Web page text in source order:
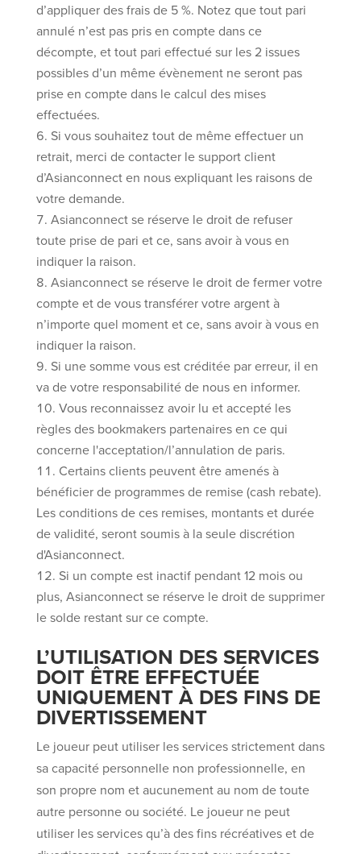
d’appliquer des frais de 5 %. Notez que tout pari
annulé n’est pas pris en compte dans ce
décompte, et tout pari effectué sur les 2 issues
possibles d’un même évènement ne seront pas
prise en compte dans le calcul des mises
effectuées.
Si vous souhaitez tout de même effectuer un
retrait, merci de contacter le support client
d’Asianconnect en nous expliquant les raisons de
votre demande.
Asianconnect se réserve le droit de refuser
toute prise de pari et ce, sans avoir à vous en
indiquer la raison.
Asianconnect se réserve le droit de fermer votre
compte et de vous transférer votre argent à
n’importe quel moment et ce, sans avoir à vous en
indiquer la raison.
Si une somme vous est créditée par erreur, il en
va de votre responsabilité de nous en informer.
Vous reconnaissez avoir lu et accepté les
règles des bookmakers partenaires en ce qui
concerne l'acceptation/l’annulation de paris.
Certains clients peuvent être amenés à
bénéficier de programmes de remise (cash rebate).
Les conditions de ces remises, montants et durée
de validité, seront soumis à la seule discrétion
d'Asianconnect.
Si un compte est inactif pendant 12 mois ou
plus, Asianconnect se réserve le droit de supprimer
le solde restant sur ce compte.
L’UTILISATION DES SERVICES
DOIT ÊTRE EFFECTUÉE
UNIQUEMENT À DES FINS DE
DIVERTISSEMENT
Le joueur peut utiliser les services strictement dans
sa capacité personnelle non professionnelle, en
son propre nom et aucunement au nom de toute
autre personne ou société. Le joueur ne peut
utiliser les services qu’à des fins récréatives et de